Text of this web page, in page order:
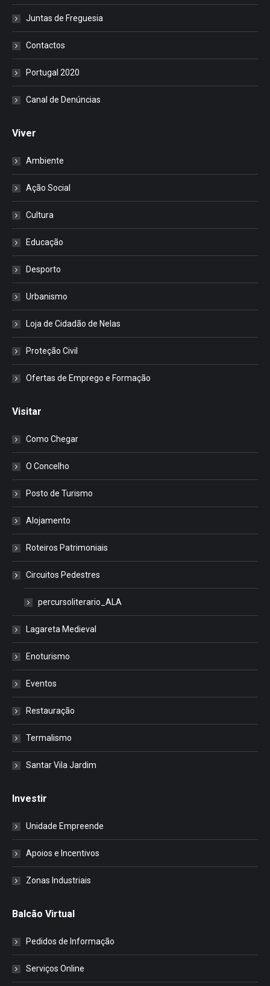
Juntas de Freguesia
Contactos
Portugal 2020
Canal de Denúncias
Viver
Ambiente
Ação Social
Cultura
Educação
Desporto
Urbanismo
Loja de Cidadão de Nelas
Proteção Civil
Ofertas de Emprego e Formação
Visitar
Como Chegar
O Concelho
Posto de Turismo
Alojamento
Roteiros Patrimoniais
Circuitos Pedestres
percursoliterario_ALA
Lagareta Medieval
Enoturismo
Eventos
Restauração
Termalismo
Santar Vila Jardim
Investir
Unidade Empreende
Apoios e Incentivos
Zonas Industriais
Balcão Virtual
Pedidos de Informação
Serviços Online